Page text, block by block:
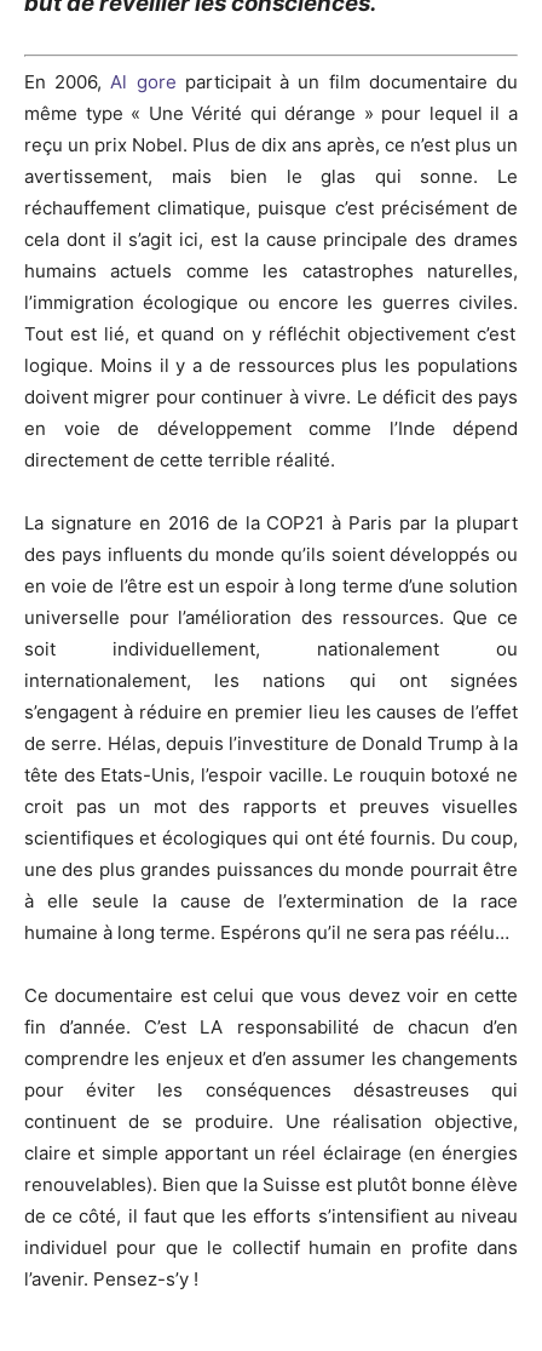
En 2006, Al gore participait à un film documentaire du
même type « Une Vérité qui dérange » pour lequel il a
reçu un prix Nobel. Plus de dix ans après, ce n’est plus un
avertissement, mais bien le glas qui sonne. Le
réchauffement climatique, puisque c’est précisément de
cela dont il s’agit ici, est la cause principale des drames
humains actuels comme les catastrophes naturelles,
l’immigration écologique ou encore les guerres civiles.
Tout est lié, et quand on y réfléchit objectivement c’est
logique. Moins il y a de ressources plus les populations
doivent migrer pour continuer à vivre. Le déficit des pays
en voie de développement comme l’Inde dépend
directement de cette terrible réalité.
La signature en 2016 de la COP21 à Paris par la plupart
des pays influents du monde qu’ils soient développés ou
en voie de l’être est un espoir à long terme d’une solution
universelle pour l’amélioration des ressources. Que ce
soit individuellement, nationalement ou
internationalement, les nations qui ont signées
s’engagent à réduire en premier lieu les causes de l’effet
de serre. Hélas, depuis l’investiture de DonaldTrump à la
tête des Etats-Unis, l’espoir vacille. Le rouquin botoxé ne
croit pas un mot des rapports et preuves visuelles
scientifiques et écologiques qui ont été fournis. Du coup,
une des plus grandes puissances du monde pourrait être
à elle seule la cause de l’extermination de la race
humaine à long terme. Espérons qu’il ne sera pas réélu…
Ce documentaire est celui que vous devez voir en cette
fin d’année. C’est LA responsabilité de chacun d’en
comprendre les enjeux et d’en assumer les changements
pour éviter les conséquences désastreuses qui
continuent de se produire. Une réalisation objective,
claire et simple apportant un réel éclairage (en énergies
renouvelables). Bien que la Suisse est plutôt bonne élève
de ce côté, il faut que les efforts s’intensifient au niveau
individuel pour que le collectif humain en profite dans
l’avenir. Pensez-s’y !